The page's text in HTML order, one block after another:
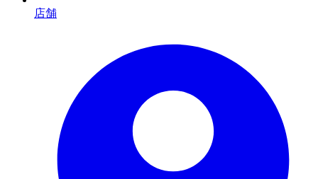
店舗